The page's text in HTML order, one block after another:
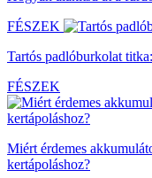
FÉSZEK
Tartós padlóburkolat
FÉSZEK
Miért érdemes
kertápoláshoz?